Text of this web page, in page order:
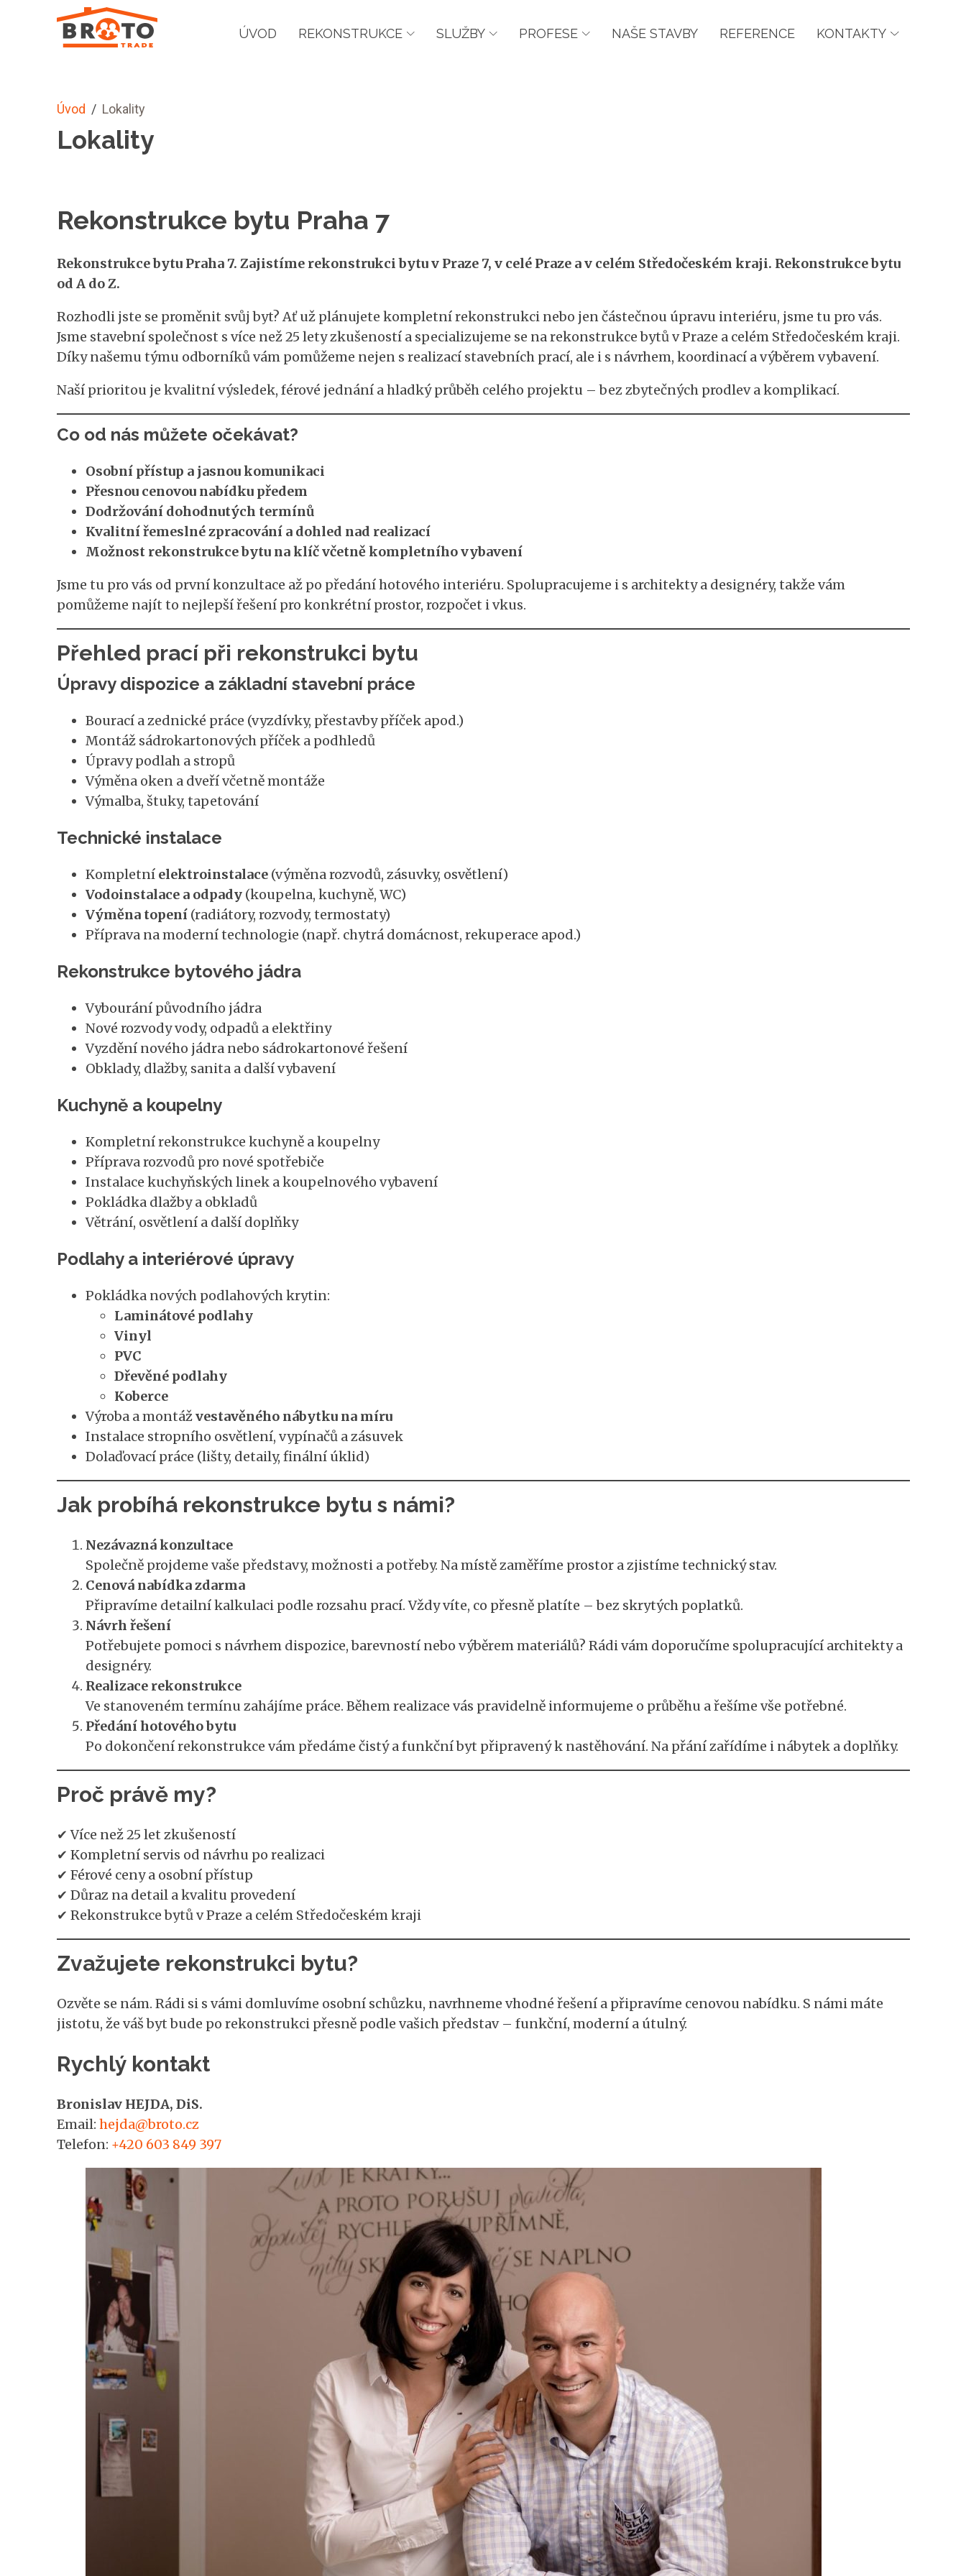
ÚVOD REKONSTRUKCE SLUŽBY PROFESE NAŠE STAVBY REFERENCE KONTAKTY
Úvod / Lokality
Lokality
Rekonstrukce bytu Praha 7
Rekonstrukce bytu Praha 7. Zajistíme rekonstrukci bytu v Praze 7, v celé Praze a v celém Středočeském kraji. Rekonstrukce bytu
od A do Z.
Rozhodli jste se proměnit svůj byt? Ať už plánujete kompletní rekonstrukci nebo jen částečnou úpravu interiéru, jsme tu pro vás.
Jsme stavební společnost s více než 25 lety zkušeností a specializujeme se na rekonstrukce bytů v Praze a celém Středočeském kraji.
Díky našemu týmu odborníků vám pomůžeme nejen s realizací stavebních prací, ale i s návrhem, koordinací a výběrem vybavení.
Naší prioritou je kvalitní výsledek, férové jednání a hladký průběh celého projektu – bez zbytečných prodlev a komplikací.
Co od nás můžete očekávat?
Osobní přístup a jasnou komunikaci
Přesnou cenovou nabídku předem
Dodržování dohodnutých termínů
Kvalitní řemeslné zpracování a dohled nad realizací
Možnost rekonstrukce bytu na klíč včetně kompletního vybavení
Jsme tu pro vás od první konzultace až po předání hotového interiéru. Spolupracujeme i s architekty a designéry, takže vám
pomůžeme najít to nejlepší řešení pro konkrétní prostor, rozpočet i vkus.
Přehled prací při rekonstrukci bytu
Úpravy dispozice a základní stavební práce
Bourací a zednické práce (vyzdívky, přestavby příček apod.)
Montáž sádrokartonových příček a podhledů
Úpravy podlah a stropů
Výměna oken a dveří včetně montáže
Výmalba, štuky, tapetování
Technické instalace
Kompletní elektroinstalace(výměna rozvodů, zásuvky, osvětlení)
Vodoinstalace a odpady(koupelna, kuchyně, WC)
Výměna topení(radiátory, rozvody, termostaty)
Příprava na moderní technologie (např. chytrá domácnost, rekuperace apod.)
Rekonstrukce bytového jádra
Vybourání původního jádra
Nové rozvody vody, odpadů a elektřiny
Vyzdění nového jádra nebo sádrokartonové řešení
Obklady, dlažby, sanita a další vybavení
Kuchyně a koupelny
Kompletní rekonstrukce kuchyně a koupelny
Příprava rozvodů pro nové spotřebiče
Instalace kuchyňských linek a koupelnového vybavení
Pokládka dlažby a obkladů
Větrání, osvětlení a další doplňky
Podlahy a interiérové úpravy
Pokládka nových podlahových krytin:
Laminátové podlahy
Vinyl
PVC
Dřevěné podlahy
Koberce
Výroba a montážvestavěného nábytku na míru
Instalace stropního osvětlení, vypínačů a zásuvek
Dolaďovací práce (lišty, detaily, finální úklid)
Jak probíhá rekonstrukce bytu s námi?
Nezávazná konzultace
Společně projdeme vaše představy, možnosti a potřeby. Na místě zaměříme prostor a zjistíme technický stav.
Cenová nabídka zdarma
Připravíme detailní kalkulaci podle rozsahu prací. Vždy víte, co přesně platíte – bez skrytých poplatků.
Návrh řešení
Potřebujete pomoci s návrhem dispozice, barevností nebo výběrem materiálů? Rádi vám doporučíme spolupracující architekty a
designéry.
Realizace rekonstrukce
Ve stanoveném termínu zahájíme práce. Během realizace vás pravidelně informujeme o průběhu a řešíme vše potřebné.
Předání hotového bytu
Po dokončení rekonstrukce vám předáme čistý a funkční byt připravený k nastěhování. Na přání zařídíme i nábytek a doplňky.
Proč právě my?
✔ Více než 25 let zkušeností
✔ Kompletní servis od návrhu po realizaci
✔ Férové ceny a osobní přístup
✔ Důraz na detail a kvalitu provedení
✔ Rekonstrukce bytů v Praze a celém Středočeském kraji
Zvažujete rekonstrukci bytu?
Ozvěte se nám. Rádi si s vámi domluvíme osobní schůzku, navrhneme vhodné řešení a připravíme cenovou nabídku. S námi máte
jistotu, že váš byt bude po rekonstrukci přesně podle vašich představ – funkční, moderní a útulný.
Rychlý kontakt
Bronislav HEJDA, DiS.
Email: hejda@broto.cz
Telefon: +420 603 849 397